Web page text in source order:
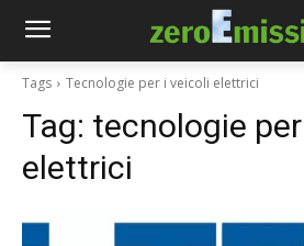
Tags Tecnologie per i veicoli elettrici
Tag: tecnologie
elettrici